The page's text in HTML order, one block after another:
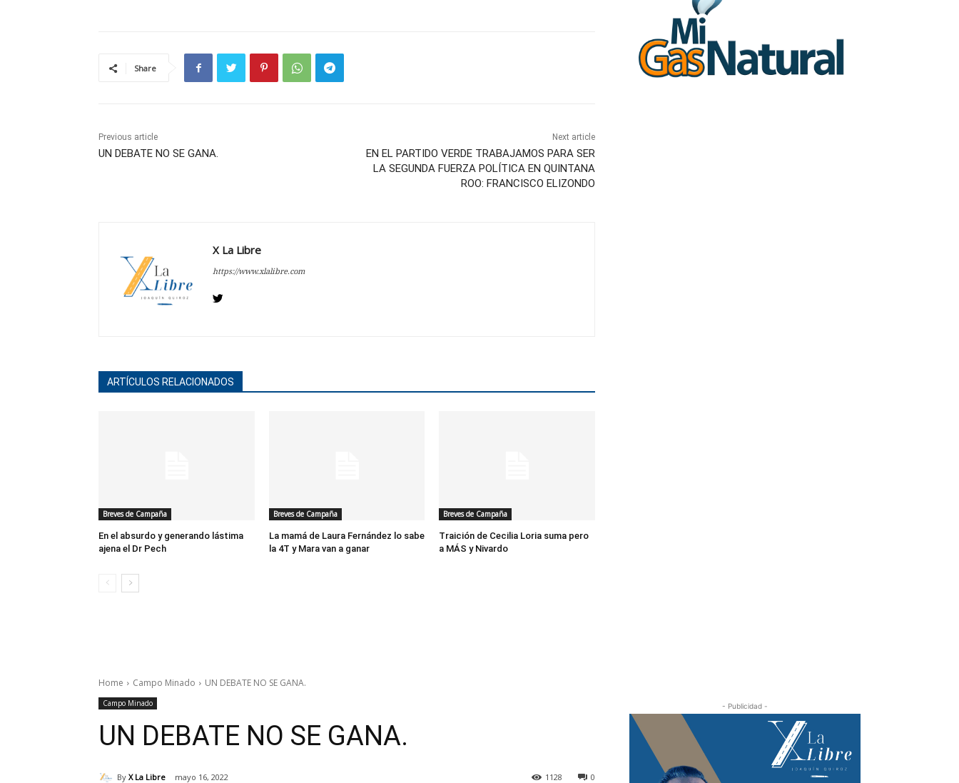
Share
Previous article
UN DEBATE NO SE GANA.
Next article
EN EL PARTIDO VERDE TRABAJAMOS PARA SER
LA SEGUNDA FUERZA POLÍTICA EN QUINTANA
ROO: FRANCISCO ELIZONDO
X La Libre
https://www.xlalibre.com
ARTÍCULOS RELACIONADOS
Breves de Campaña
En el absurdo y generando lástima
ajena el Dr Pech
Breves de Campaña
La mamá de Laura Fernández lo sabe
la 4T y Mara van a ganar
Breves de Campaña
Traición de Cecilia Loria suma pero
a MÁS y Nivardo